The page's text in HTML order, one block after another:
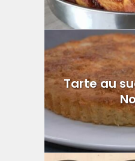
Tarte au